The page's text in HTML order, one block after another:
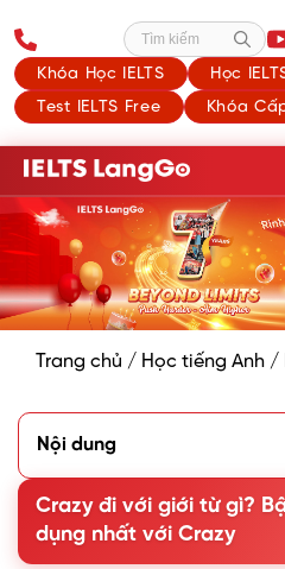
Khóa Học IELTS
Học
Test IELTS Free
Khóa
Tìm kiếm
Trang chủ / Học tiếng Anh /
Nội dung
2. Crazy đi với giới từ gì?
3. Một số idioms và cụm từ
4. Các từ đồng nghĩa và trái
Crazy đi với giới từ gì?
dụng nhất với Crazy